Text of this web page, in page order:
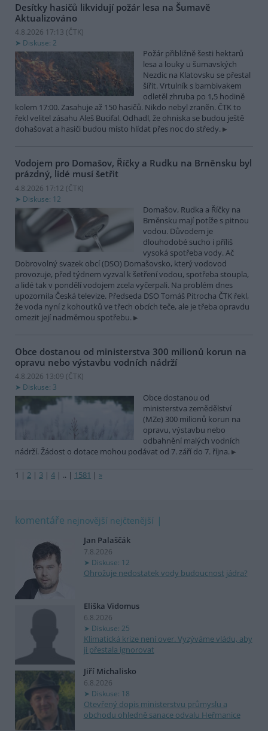
Desítky hasičů likvidují požár lesa na Šumavě
Aktualizováno
4.8.2026 17:13 (ČTK)
Diskuse: 2
Požár přibližně šesti hektarů
lesa a louky u šumavských
Nezdic na Klatovsku se přestal
šířit. Vrtulník s bambivakem
odletěl zhruba po 1,5 hodině
kolem 17:00. Zasahuje až 150 hasičů. Nikdo nebyl zraněn. ČTK to
řekl velitel zásahu Aleš Bucifal. Odhadl, že ohniska se budou ještě
dohašovat a hasiči budou místo hlídat přes noc do středy.
Vodojem pro Domašov, Říčky a Rudku na Brněnsku byl
prázdný, lidé musí šetřit
4.8.2026 17:12 (ČTK)
Diskuse: 12
Domašov, Rudka a Říčky na
Brněnsku mají potíže s pitnou
vodou. Důvodem je
dlouhodobé sucho i příliš
vysoká spotřeba vody. Ač
Dobrovolný svazek obcí (DSO) Domašovsko, který vodovod
provozuje, před týdnem vyzval k šetření vodou, spotřeba stoupla,
a lidé tak v pondělí vodojem zcela vyčerpali. Na problém dnes
upozornila Česká televize. Předseda DSO Tomáš Pitrocha ČTK řekl,
že voda nyní z kohoutků ve třech obcích teče, ale je třeba opravdu
omezit její nadměrnou spotřebu.
Obce dostanou od ministerstva 300 milionů korun na
opravu nebo výstavbu vodních nádrží
4.8.2026 13:09 (ČTK)
Diskuse: 3
Obce dostanou od
ministerstva zemědělství
(MZe) 300 milionů korun na
opravu, výstavbu nebo
odbahnění malých vodních
nádrží. Žádost o dotace mohou podávat od 7. září do 7. října.
1 | 2 | 3 | 4 | .. | 1581 | »
komentáře nejnovější nejčtenější
Jan Palaščák
7.8.2026
Diskuse: 12
Ohrožuje nedostatek vody budoucnost jádra?
Eliška Vidomus
6.8.2026
Diskuse: 25
Klimatická krize není over. Vyzýváme vládu, aby
ji přestala ignorovat
Jiří Michalisko
6.8.2026
Diskuse: 18
Otevřený dopis ministerstvu průmyslu a
obchodu ohledně sanace odvalu Heřmanice